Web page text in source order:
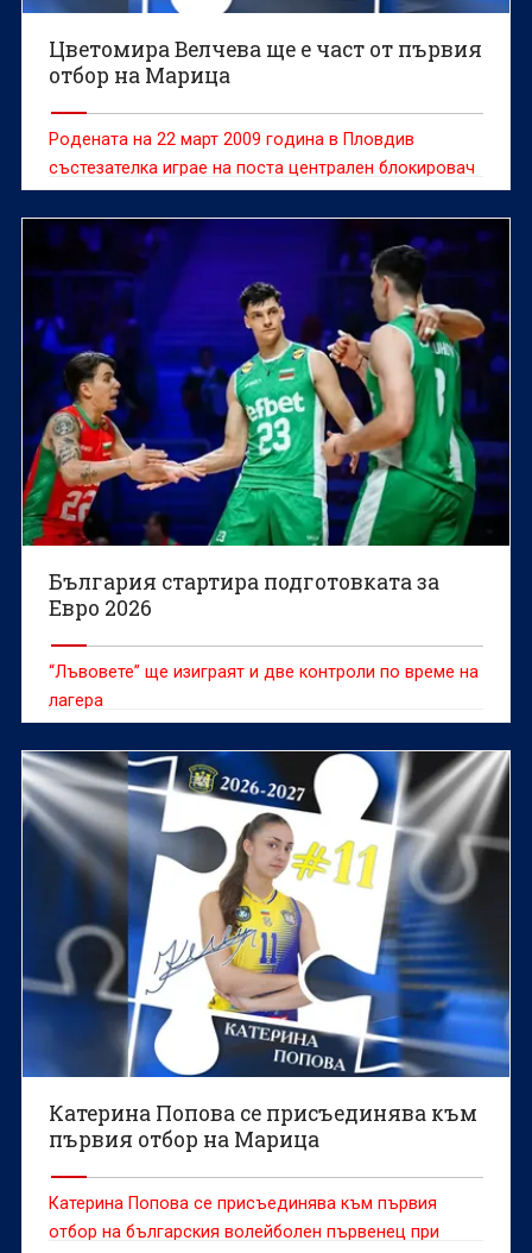
Цветомира Велчева ще е част от първия
отбор на Марица
Родената на 22 март 2009 година в Пловдив
състезателка играе на поста централен блокировач
България стартира подготовката за
Евро 2026
“Лъвовете” ще изиграят и две контроли по време на
лагера
Катерина Попова се присъединява към
първия отбор на Марица
Катерина Попова се присъединява към първия
отбор на българския волейболен първенец при